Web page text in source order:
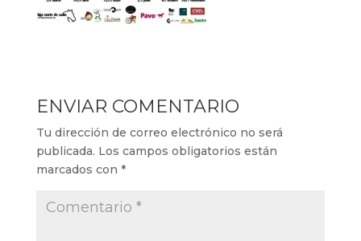
ENVIAR COMENTARIO
Tu dirección de correo electrónico no será
publicada. Los campos obligatorios están
marcados con *